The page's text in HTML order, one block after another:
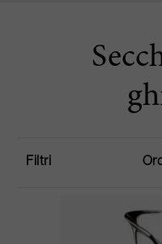
Filtri